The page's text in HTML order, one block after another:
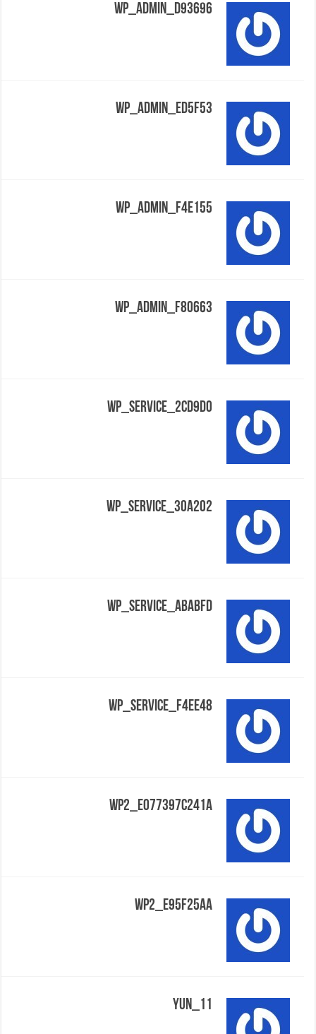
Wp_admin_d93696
Wp_admin_ed5f53
Wp_admin_f4e155
Wp_admin_f80663
Wp_service_2cd9d0
Wp_service_30a202
Wp_service_ababfd
Wp_service_f4ee48
Wp2_e077397c241a
Wp2_e95f25aa
Yun_11